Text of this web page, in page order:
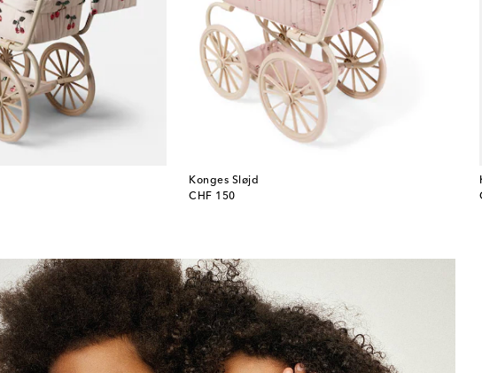
Konges Sløjd
CHF 150
original price